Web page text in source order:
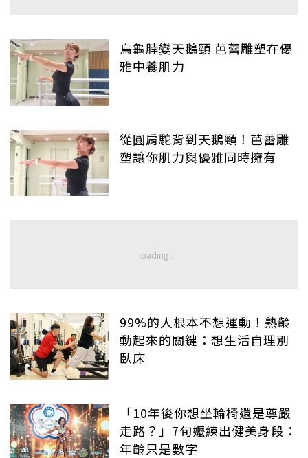
烏龜脖變天鵝頸 芭蕾雕塑在優
雅中養肌力
從圓肩駝背到天鵝頸！芭蕾雕
塑讓你肌力與優雅同時擁有
99%的人根本不想運動！熟齡
動起來的關鍵：想生活自理別
臥床
「10年後你想坐輪椅還是尊嚴
走路？」7旬嬤練出健美身段：
年齡只是數字